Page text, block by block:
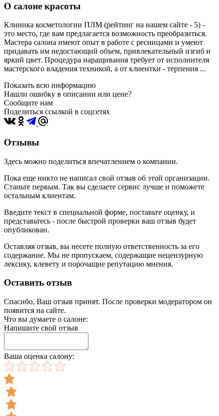
О салоне красоты
Клиника косметологии ПЛМ (рейтинг на нашем сайте - 5) -
это место, где вам предлагается возможность преобразиться.
Мастера салона имеют опыт в работе с ресницами и умеют
придавать им недостающий объем, привлекательный изгиб и
яркий цвет. Процедура наращивания требует от исполнителя
мастерского владения техникой, а от клиентки - терпения ...
Показать всю информацию
Нашли ошибку в описании или цене?
Сообщите нам
Поделиться ссылкой в соцсетях
Отзывы
Здесь можно поделиться впечатлением о компании.
Пока еще никто не написал свой отзыв об этой организации.
Станьте первым. Так вы сделаете сервис лучше и поможете
остальным клиентам.
Введите текст в специальной форме, поставьте оценку, и
представьтесь - после быстрой проверки ваш отзыв будет
опубликован.
Оставляя отзыв, вы несете полную ответственность за его
содержание. Мы не пропускаем, содержащие нецензурную
лексику, клевету и порочащие репутацию мнения.
Оставить отзыв
Спасибо, Ваш отзыв принят. После проверки модератором он
появится на сайте.
Что вы думаете о салоне:
Напишите свой отзыв
Ваша оценка салону: